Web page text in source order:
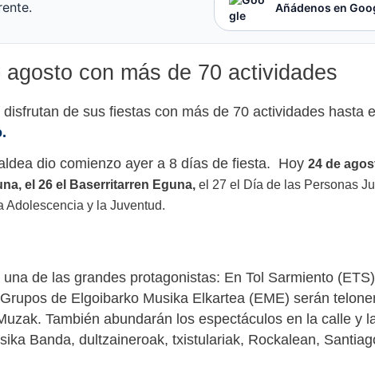
Añádenos en
con más de 70 actividades
de sus fiestas con más de 70 actividades hasta
dio comienzo ayer a 8 días de fiesta. Hoy 24 de
el 26 el Baserritarren Eguna, el 27 el Día de las Personas
Adolescencia y la Juventud.
de las grandes protagonistas: En Tol Sarmiento
de Elgoibarko Musika Elkartea (EME) serán
También abundarán los espectáculos en la calle y
Banda, dultzaineroak, txistulariak, Rockalean,